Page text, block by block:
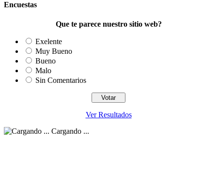
Encuestas
Que te parece nuestro sitio web?
Exelente
Muy Bueno
Bueno
Malo
Sin Comentarios
Ver Resultados
Cargando ...